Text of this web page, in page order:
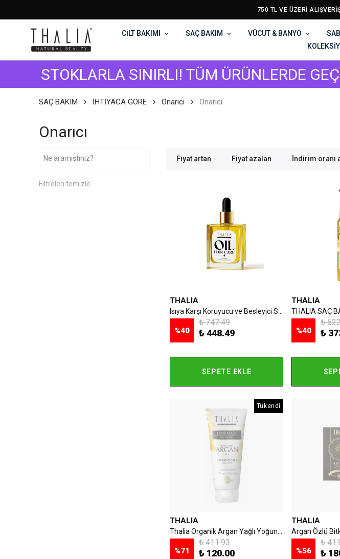
750 TL VE ÜZERİ
CİLT BAKIMI SAÇ BAKIM VÜCUT & BANYO
SINIRLI! TÜM ÜRÜNLERDE GEÇERLİ
SAÇ BAKIM İHTİYACA GÖRE Onarıcı Onarıcı
Onarıcı
Fiyat artan Fiyat azalan İndirim oranı
Filtreleri temizle
THALIA
%40
₺ 747.49
₺ 448.49
SEPETE EKLE
THALIA
%40
₺
₺
Tükendi
THALIA
%71
₺ 411.93
₺ 120.00
THALIA
%56
₺
₺